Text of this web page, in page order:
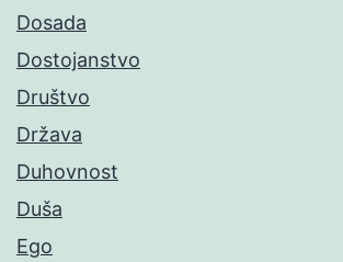
Dosada
Dostojanstvo
Društvo
Država
Duhovnost
Duša
Ego